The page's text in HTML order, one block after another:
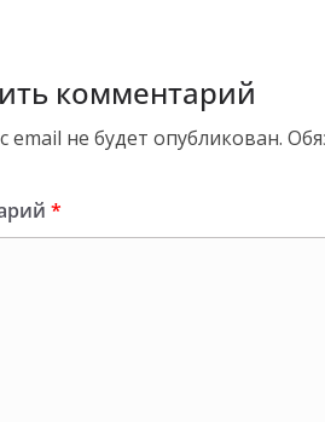
комментарий
email не будет опубликован.
*